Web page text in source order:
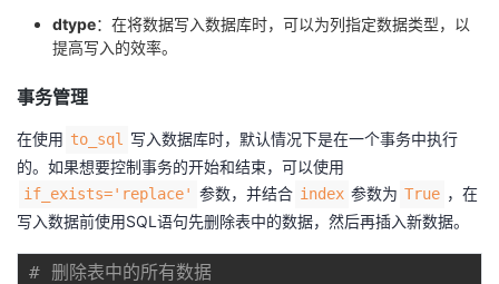
dtype：在将数据写入数据库时，可以为列指定数据类型，以
提高写入的效率。
事务管理
在使用 to_sql
写入数据库时，默认情况下是在一个事务中执行
的。如果想要控制事务的开始和结束，可以使用
if_exists='replace' 参数，并结合 index 参数为 True ，在
写入数据前使用SQL语句先删除表中的数据，然后再插入新数据。
# 删除表中的所有数据